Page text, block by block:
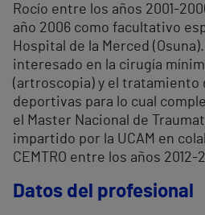
Rocío entre los años 2001-
año 2006 como facultativo
Hospital de la Merced
interesado en la cirugía
(artroscopia) y el tratamiento
deportivas para lo cual
el Master Nacional de
impartido por la UCAM en
CEMTRO entre los años 2012-
Datos del profesional